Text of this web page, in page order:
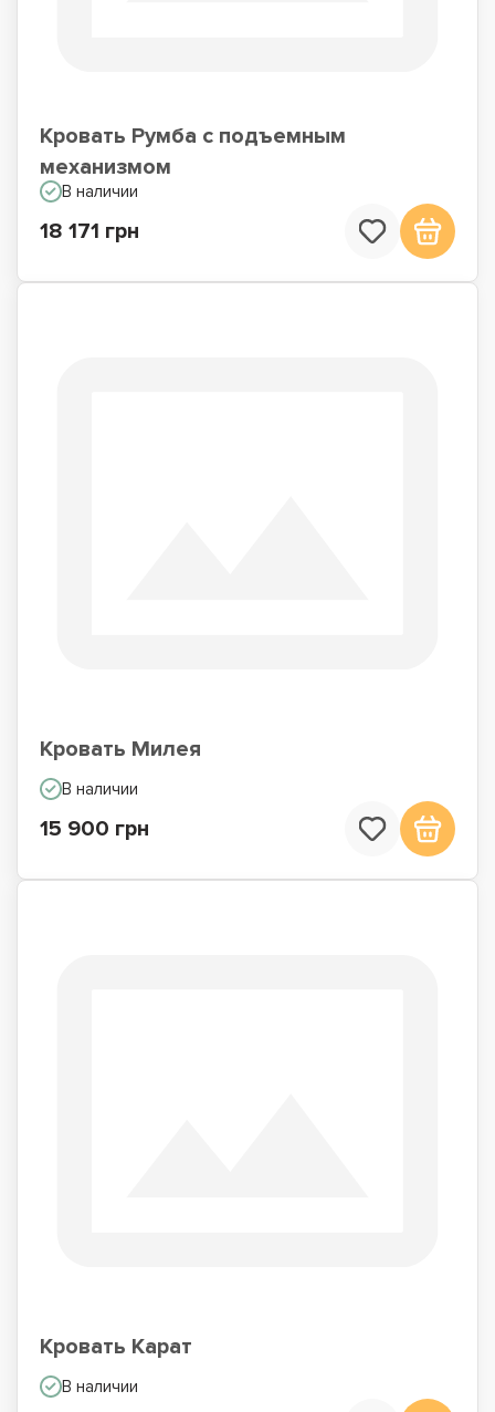
Кровать Румба с подъемным
механизмом
В наличии
18 171 грн
Кровать Милея
В наличии
15 900 грн
Кровать Карат
В наличии